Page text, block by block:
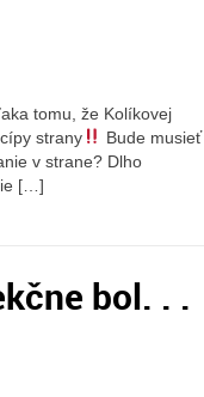
tomu, že Kolíkovej
strany
Bude musieť
v strane? Dlho
[…]
bol. . .